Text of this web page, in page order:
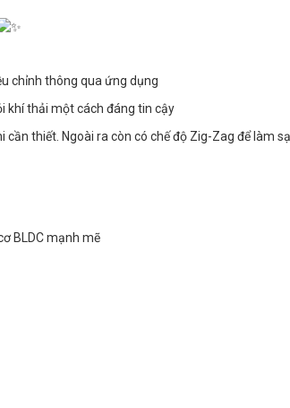
chỉnh thông qua ứng dụng
khí thải một cách đáng tin cậy
thiết. Ngoài ra còn có chế độ Zig-Zag để làm
BLDC mạnh mẽ